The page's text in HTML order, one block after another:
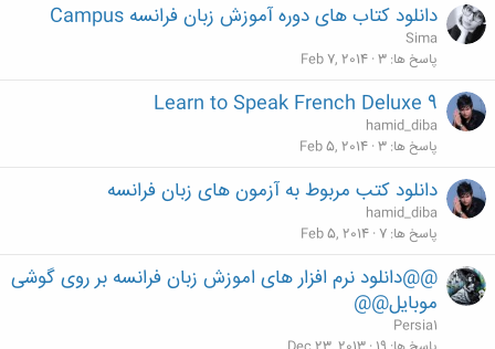
دانلود کتاب های دوره آموزش زبان فرانسه Campus
Sima
پاسخ ها 3
Feb 7, 2014
Learn to Speak French Deluxe 9
hamid_diba
پاسخ ها 3
Feb 5, 2014
دانلود کتب مربوط به آزمون های زبان فرانسه
hamid_diba
پاسخ ها 7
Feb 5, 2014
@@دانلود نرم افزار های اموزش زبان فرانسه بر روی گوشی
موبایل@@
Persia1